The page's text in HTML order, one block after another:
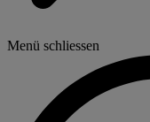
Menü schliessen